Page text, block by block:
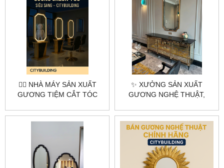
💇‍♂️ NHÀ MÁY SẢN XUẤT
GƯƠNG TIỆM CẮT TÓC
CITYBUILDING
✨ XƯỞNG SẢN XUẤT
GƯƠNG NGHỆ THUẬT,
CẦU HÀ NỘI & TPHCM –
CITYBUILDING